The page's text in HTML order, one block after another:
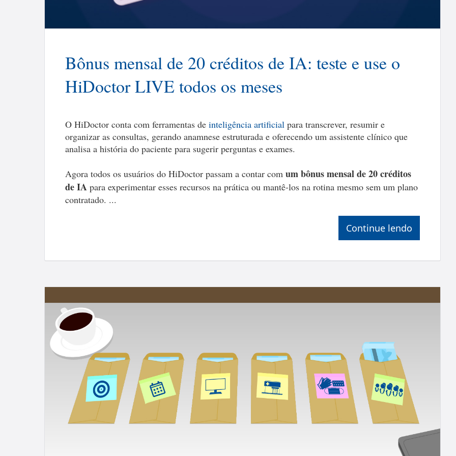
Bônus mensal de 20 créditos de IA: teste e use o
HiDoctor LIVE todos os meses
O HiDoctor conta com ferramentas de inteligência artificial para transcrever, resumir e
organizar as consultas, gerando anamnese estruturada e oferecendo um assistente clínico que
analisa a história do paciente para sugerir perguntas e exames.
Agora todos os usuários do HiDoctor passam a contar com um bônus mensal de 20 créditos
de IA para experimentar esses recursos na prática ou mantê-los na rotina mesmo sem um plano
contratado. ...
Continue lendo